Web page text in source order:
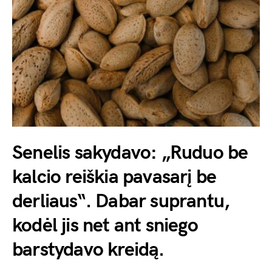
Senelis sakydavo: „Ruduo be
kalcio reiškia pavasarį be
derliaus“. Dabar suprantu,
kodėl jis net ant sniego
barstydavo kreidą.